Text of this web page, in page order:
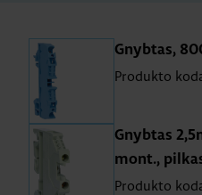
Gnybtas,
Produkto
Gnybtas
mont.,
Produkto